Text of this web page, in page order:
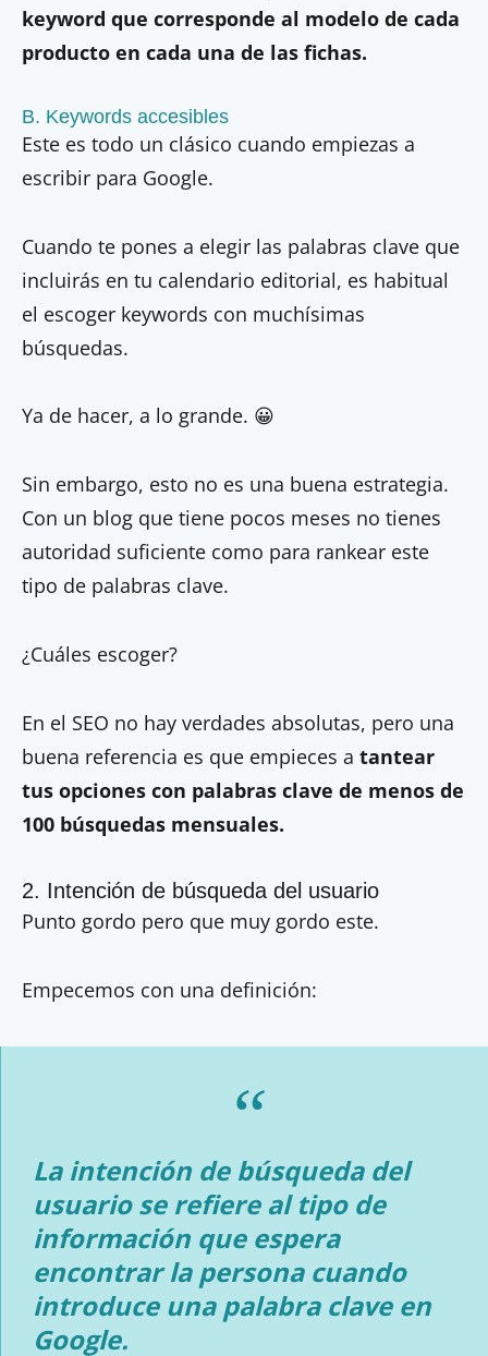
keyword que corresponde al modelo de cada
producto en cada una de las fichas.
B. Keywords accesibles
Este es todo un clásico cuando empiezas a
escribir para Google.
Cuando te pones a elegir las palabras clave que
incluirás en tu calendario editorial, es habitual
el escoger keywords con muchísimas
búsquedas.
Ya de hacer, a lo grande. 😀
Sin embargo, esto no es una buena estrategia.
Con un blog que tiene pocos meses no tienes
autoridad suficiente como para rankear este
tipo de palabras clave.
¿Cuáles escoger?
En el SEO no hay verdades absolutas, pero una
buena referencia es que empieces a tantear
tus opciones con palabras clave de menos de
100 búsquedas mensuales.
2. Intención de búsqueda del usuario
Punto gordo pero que muy gordo este.
Empecemos con una definición:
La intención de búsqueda del
usuario se refiere al tipo de
información que espera
encontrar la persona cuando
introduce una palabra clave en
Google.